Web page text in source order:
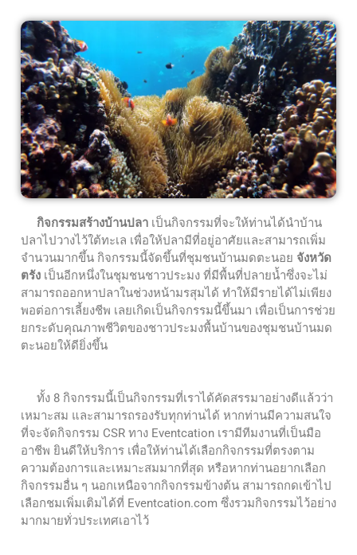
กิจกรรมสร้างบ้านปลา เป็นกิจกรรมที่จะให้ท่านได้นำบ้าน
ปลาไปวางไว้ใต้ทะเล เพื่อให้ปลามีที่อยู่อาศัยและสามารถเพิ่ม
จำนวนมากขึ้น กิจกรรมนี้จัดขึ้นที่ชุมชนบ้านมดตะนอย จังหวัด
ตรัง เป็นอีกหนึ่งในชุมชนชาวประมง ที่มีพื้นที่ปลายน้ำซึ่งจะไม่
สามารถออกหาปลาในช่วงหน้ามรสุมได้ ทำให้มีรายได้ไม่เพียง
พอต่อการเลี้ยงชีพ เลยเกิดเป็นกิจกรรมนี้ขึ้นมา เพื่อเป็นการช่วย
ยกระดับคุณภาพชีวิตของชาวประมงพื้นบ้านของชุมชนบ้านมด
ตะนอยให้ดียิ่งขึ้น
ทั้ง 8 กิจกรรมนี้เป็นกิจกรรมที่เราได้คัดสรรมาอย่างดีแล้วว่า
เหมาะสม และสามารถรองรับทุกท่านได้ หากท่านมีความสนใจ
ที่จะจัดกิจกรรม CSR ทาง Eventcation เรามีทีมงานที่เป็นมือ
อาชีพ ยินดีให้บริการ เพื่อให้ท่านได้เลือกกิจกรรมที่ตรงตาม
ความต้องการและเหมาะสมมากที่สุด หรือหากท่านอยากเลือก
กิจกรรมอื่น ๆ นอกเหนือจากกิจกรรมข้างต้น สามารถกดเข้าไป
เลือกชมเพิ่มเติมได้ที่ Eventcation.com ซึ่งรวมกิจกรรมไว้อย่าง
มากมายทั่วประเทศเอาไว้